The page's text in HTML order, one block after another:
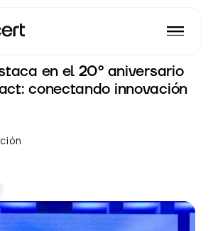
posts
en el 20º aniversario
conectando innovación